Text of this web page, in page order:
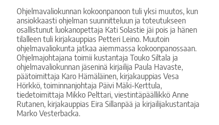
Ohjelmavaliokunnan kokoonpanoon tuli yksi muutos, kun
ansiokkaasti ohjelman suunnitteluun ja toteutukseen
osallistunut luokanopettaja Kati Solastie jäi pois ja hänen
tilalleen tuli kirjakauppias Petteri Leino. Muutoin
ohjelmavaliokunta jatkaa aiemmassa kokoonpanossaan.
Ohjelmajohtajana toimii kustantaja Touko Siltala ja
ohjelmavaliokunnan jäseninä kirjailija Paula Havaste,
päätoimittaja Karo Hämäläinen, kirjakauppias Vesa
Hörkkö, toiminnanjohtaja Päivi Mäki-Kerttula,
tiedetoimittaja Mikko Pelttari, viestintäpäällikkö Anne
Rutanen, kirjakauppias Eira Sillanpää ja kirjailijakustantaja
Marko Vesterbacka.